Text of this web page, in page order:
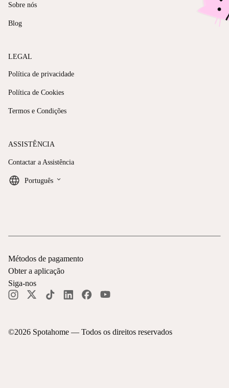
Sobre nós
Blog
LEGAL
Política de privacidade
Política de Cookies
Termos e Condições
ASSISTÊNCIA
Contactar a Assistência
Português keyboard_arrow_down
©2026 Spotahome — Todos os direitos reservados
Métodos de pagamento
Obter a aplicação
Siga-nos